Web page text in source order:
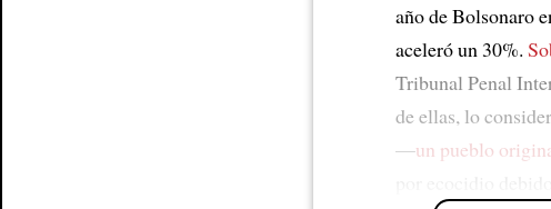
año de Bolsonaro
aceleró un 30%.
Tribunal Penal
de ellas, lo
—un pueblo